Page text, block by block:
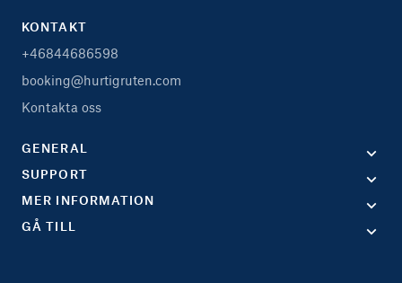
KONTAKT
+46844686598
booking@hurtigruten.com
Kontakta oss
GENERAL
SUPPORT
MER INFORMATION
GÅ TILL